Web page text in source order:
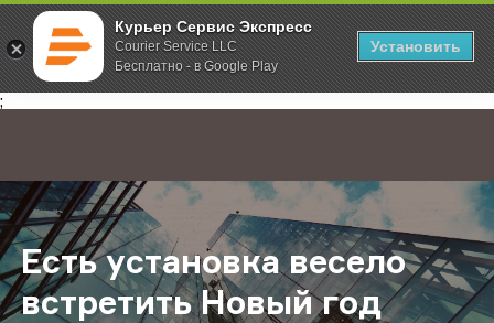
Курьер Сервис Экспресс
Courier Service LLC
Бесплатно - в Google Play
Установить
;
Главная О компании Новости Есть установка весело
Есть установка весело
встретить Новый год